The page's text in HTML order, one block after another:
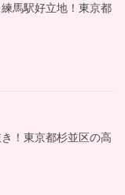
馬駅好立地！東京都
！東京都杉並区の高